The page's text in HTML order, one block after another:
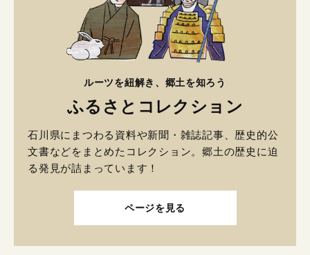
ルーツを紐解き、郷土を知ろう
ふるさとコレクション
石川県にまつわる資料や新聞・雑誌記事、歴史的公
文書などをまとめたコレクション。郷土の歴史に迫
る発見が詰まっています！
ページを見る